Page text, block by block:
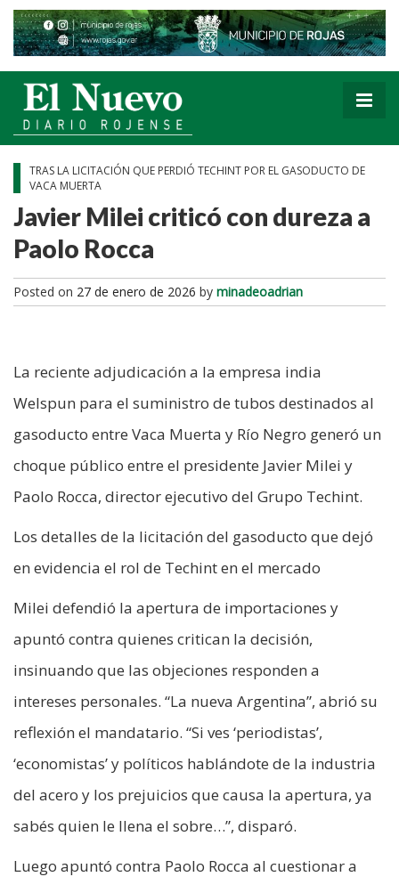
TRAS LA LICITACIÓN QUE PERDIÓ TECHINT POR EL GASODUCTO DE
VACA MUERTA
Javier Milei criticó con dureza a
Paolo Rocca
Posted on 27 de enero de 2026 by minadeoadrian
La reciente adjudicación a la empresa india
Welspun para el suministro de tubos destinados al
gasoducto entre Vaca Muerta y Río Negro generó un
choque público entre el presidente Javier Milei y
Paolo Rocca, director ejecutivo del Grupo Techint.
Los detalles de la licitación del gasoducto que dejó
en evidencia el rol de Techint en el mercado
Milei defendió la apertura de importaciones y
apuntó contra quienes critican la decisión,
insinuando que las objeciones responden a
intereses personales. “La nueva Argentina”, abrió su
reflexión el mandatario. “Si ves ‘periodistas’,
‘economistas’ y políticos hablándote de la industria
del acero y los prejuicios que causa la apertura, ya
sabés quien le llena el sobre…”, disparó.
Luego apuntó contra Paolo Rocca al cuestionar a